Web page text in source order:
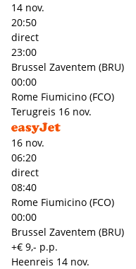
14 nov.
20:50
direct
23:00
Brussel Zaventem (BRU)
00:00
Rome Fiumicino (FCO)
Terugreis 16 nov.
16 nov.
06:20
direct
08:40
Rome Fiumicino (FCO)
00:00
Brussel Zaventem (BRU)
+€ 9,- p.p.
Heenreis 14 nov.